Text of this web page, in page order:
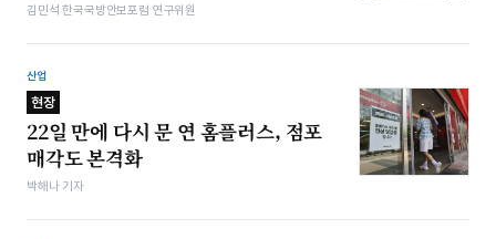
김민석 한국국방안보포럼 연구위원
산업
현장
22일 만에 다시 문 연 홈플러스, 점포
매각도 본격화
박해나 기자